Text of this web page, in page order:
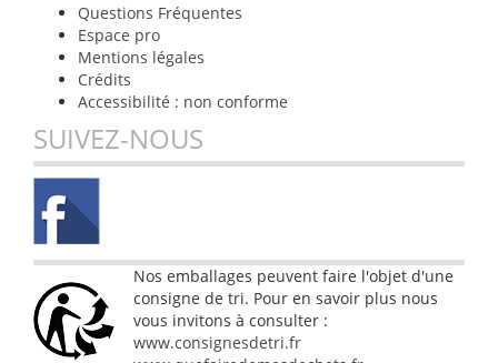
Questions Fréquentes
Espace pro
Mentions légales
Crédits
Accessibilité : non conforme
SUIVEZ-NOUS
Nos emballages peuvent faire l'objet d'une
consigne de tri. Pour en savoir plus nous
vous invitons à consulter :
www.consignesdetri.fr